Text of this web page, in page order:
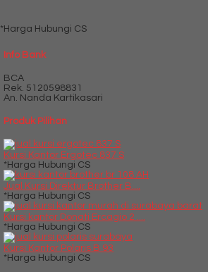
*Harga Hubungi CS
Info Bank
BCA
Rek. 5120598831
An. Nanda Kartikasari
Produk Pilihan
Kursi Kantor Ergotec 837 S
*Harga Hubungi CS
Jual Kursi Direktur Brother B....
*Harga Hubungi CS
Kursi kantor Donati Ercagio 2 ....
*Harga Hubungi CS
Kursi Kantor Polaris B 93
*Harga Hubungi CS